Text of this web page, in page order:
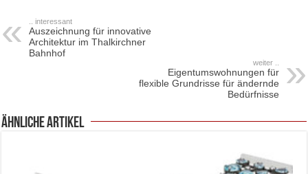
.. interessant
Auszeichnung für innovative
Architektur im Thalkirchner
Bahnhof
weiter ..
Eigentumswohnungen für
flexible Grundrisse für ändernde
Bedürfnisse
ähnliche Artikel